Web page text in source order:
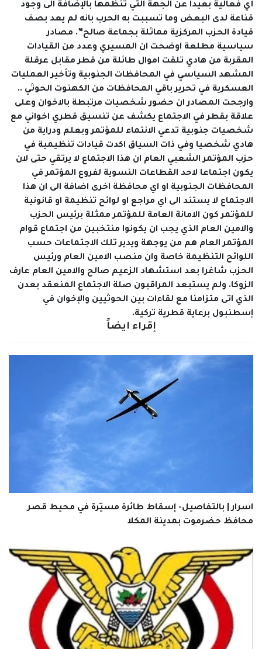
أي فعالية بعيدا عن الجهة التي تنظمها بالإضافة الى وجود
قناعة لدى البعض وما تسببت به الحرب بانه لم يعد بصف
قيادة الحزب المركزية مماثلة بجماعة صالح”. مصادر
سياسية مطلعة اوضحت ان المسيري وعدد من القيادات
المقربة من هادي تلقت اموال طائلة من قطر مقابل عرقلة
المشهد السياسي في المحافظات الجنوبية وتأخير العمليات
العسكرية في تحرير باقي المحافظات من الكهنوت الحوثي ..
وارجحت المصادر ان حضور شخصيات مرتبطة بالاخوان وعلى
علاقة بقطر في الاجتماع يكشف عن تنسيق قطري اخواني مع
شخصيات جنوبية تدعي الانتماء للمؤتمر وبعلم ودراية من
هادي شخصيا وفي ذات السياق اكدت قيادات تنظيمية في
حزب المؤتمر الشعبي العام ان هذا الاجتماع لا يرتقي حتى لان
يكون اجتماعا لاحد القطاعات النسوية لفروع المؤتمر في
المحافظات الجنوبية او اي محافظة اخرى اضافة الى ان هذا
الاجتماع لا يستند الى اي مراجع او لوائح تنظيمة او قانونية
للمؤتمر كون الامانة العامة للمؤتمر ممثلة برئيس الحزب
والامين العام الذي يجب ان يكونوا منتخبين من اجتماع قوام
المؤتمر العام هم من يوجهة ويدير تلك الاجتماعات حسب
اللوائح التنظيمة خاصة وان منصب الامين العام ورئيس
الحزب شاغرا بعد استشهاد الزعيم صالح والامين العام عارف
الزوكا. ولم يستبعد المراقبون صلة الاجتماع المنعقد بعدن
الذي اتى متزامنا مع لقاءات بين الحوثيين والإخوان في
إسطنبول برعاية قطرية تركية.
إقراء ايضاً
اسرار | بالتفاصيل- إسقاط طائرة مسيّرة في محيط قصر
محافظ حضرموت بمدينة المكلا